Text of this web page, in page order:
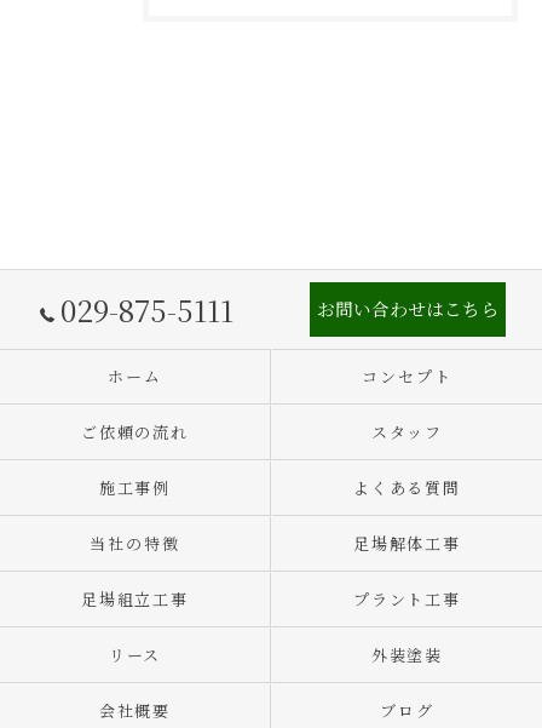
029-875-5111 お問い合わせはこちら
ホーム コンセプト
ご依頼の流れ スタッフ
施工事例 よくある質問
当社の特徴 足場解体工事
足場組立工事 プラント工事
リース 外装塗装
会社概要 ブログ